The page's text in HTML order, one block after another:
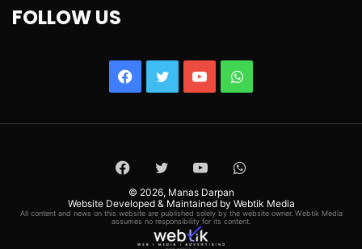
FOLLOW US
Facebook
TwitterYouTubeWhatsApp
Facebook
TwitterYouTubeWhatsApp
© 2026, Manas Darpan
Website Developed & Maintained by Webtik Media
All content and news on this website are published solely by the website owner. Webtik Media
assumes no responsibility for its content.